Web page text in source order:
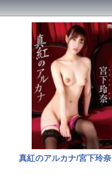
真紅のアルカナ/宮下玲奈